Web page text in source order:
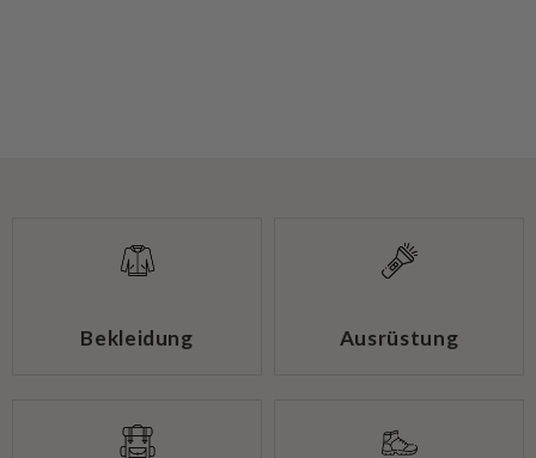
Bekleidung Ausrüstung